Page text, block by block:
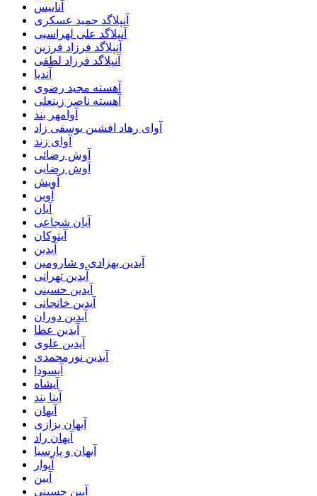
آناییس
آنپلاگد حمید عسکری
آنپلاگد علی لهراسبی
آنپلاگد فرزاد فرزین
آنپلاگد فرزاد لطفی
آندیا
آهسته مجید رضوی
آهسته ناصر زینعلی
آوامهر بند
آوای رهاد افشین یوسفی زاد
آوای زند
آوش رضائی
آوش رضایی
آویش
آوین
آیان
آیان شجاعی
آیتوکان
آیدین
آیدین بهزادی و شارومین
آیدین تهرانی
آیدین حسینی
آیدین خانجانی
آیدین دوران
آیدین عطا
آیدین علوی
آیدین نورمحمدی
آیسودا
آیشاه
آینا بند
آیهان
آیهان بزازی
آیهان راد
آیهان و پارسیا
آیوار
آیین
آیین حسینی